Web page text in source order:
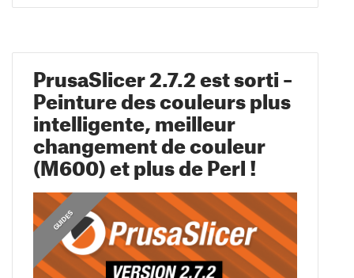
PrusaSlicer 2.7.2 est sorti –
Peinture des couleurs plus
intelligente, meilleur
changement de couleur
(M600) et plus de Perl !
GUIDES
GUIDES